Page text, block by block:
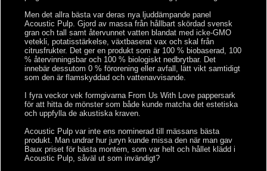
Men det allra bästa var deras nya ljuddämpande panel
Acoustic Pulp. Gjord av massa från hållbart skördad svensk
gran och tall samt återvunnet vatten blandat med icke-GMO
vetekli, potatisstärkelse, växtbaserat vax och skal från
citrusfrukter. Det ger en produkt som är 100 % biobaserad, 100
% återvinningsbar och 100 % biologiskt nedbrytbar. Det
innebär dessutom 0 % förorening eller avfall, lätt vikt samtidigt
som den är flamskyddad och vattenavvisande.
I fyra veckor vek formgivarna From Us With Love pappersark
för att hitta de mönster som både kunde matcha det estetiska
och uppfylla de akustiska kraven.
Acoustic Pulp var inte ens nominerad till mässans bästa
produkt. Man undrar hur juryn kunde missa den när man gav
Baux priset för bästa montern, som var helt och hållet klädd i
Acoustic Pulp, såväl ut som invändigt?